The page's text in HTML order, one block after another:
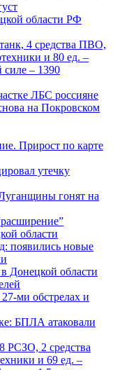
области РФ
4 средства ПВО,
и 80 ед. –
силе – 1390
ЛБС россияне
на Покровском
Прирост по карте
утечку
гонят на
области
появились новые
Донецкой области
ми обстрелах и
БПЛА атаковали
РСЗО, 2 средства
и 69 ед. –